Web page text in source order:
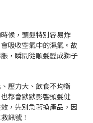
候，頭髮特別容易炸
吸收空氣中的濕氣。故
，瞬間從順髮變成獅子
壓力大、飲食不均衡
都會默默影響頭髮健
，先別急著換產品，因
訊號！